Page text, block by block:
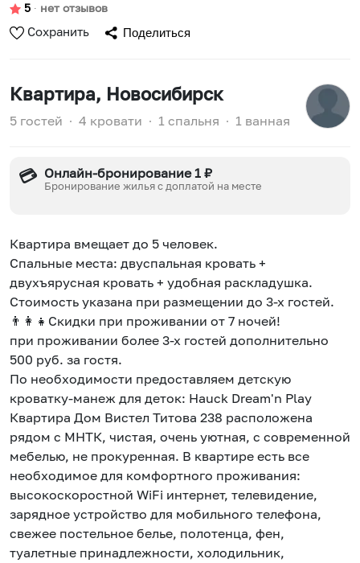
5 ∙ нет отзывов
Сохранить Поделиться
Квартира, Новосибирск
5 гостей ∙ 4 кровати ∙ 1 спальня ∙ 1 ванная
💳 Онлайн-бронирование 1 ₽
Бронирование жилья с доплатой на месте
Квартира вмещает до 5 человек.
Спальные места: двуспальная кровать +
двухъярусная кровать + удобная раскладушка.
Стоимость указана при размещении до 3-х гостей.
👨‍👩‍👧Скидки при проживании от 7 ночей!
при проживании более 3-х гостей дополнительно
500 руб. за гостя.
По необходимости предоставляем детскую
кроватку-манеж для деток: Hauck Dream'n Play
Квартира Дом Вистел Титова 238 расположена
рядом с МНТК, чистая, очень уютная, c современной
мебелью, не прокуренная. В квартире есть все
необходимое для комфортного проживания:
высокоскоростной WiFi интернет, телевидение,
зарядное устройство для мобильного телефона,
свежее постельное белье, полотенца, фен,
туалетные принадлежности, холодильник,